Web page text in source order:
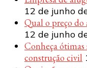
12 de junho
Qual o preço do
12 de junho
Conheça ótimas
construção civil